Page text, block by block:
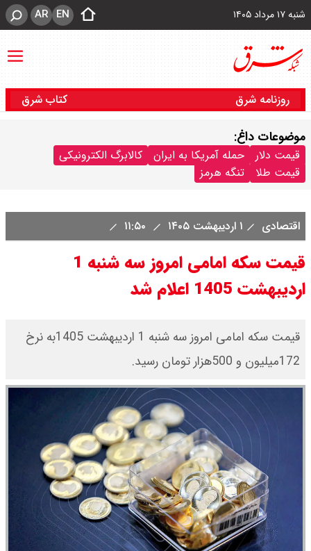
شنبه ۱۷ مرداد ۱۴۰۵ EN
AR
روزنامه شرق کتاب شرق
موضوعات داغ:
قیمت دلار حمله آمریکا به ایران
کالابرگ الکترونیکی
قیمت طلا
تنگه هرمز
اقتصادی ۱ اردیبهشت ۱۴۰۵
قیمت سکه امامی امروز سه شنبه 1
اردیبهشت 1405 اعلام شد
قیمت سکه امامی امروز سه شنبه 1 اردیبهشت 1405به نرخ
172میلیون و 500هزار تومان رسید.